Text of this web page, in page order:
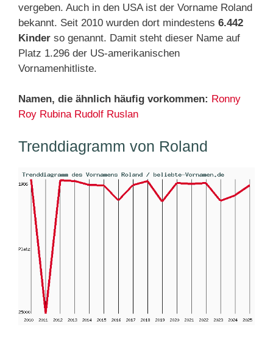
vergeben. Auch in den USA ist der Vorname Roland
bekannt. Seit 2010 wurden dort mindestens 6.442
Kinder so genannt. Damit steht dieser Name auf
Platz 1.296 der US-amerikanischen
Vornamenhitliste.
Namen, die ähnlich häufig vorkommen: Ronny
Roy Rubina Rudolf Ruslan
Trenddiagramm von Roland